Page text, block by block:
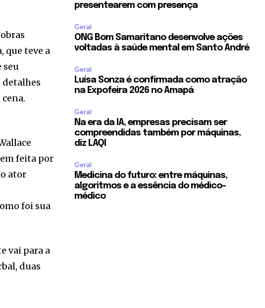
que teve a
seu
detalhes
feita por
ator
foi sua
vai para a
duas
presentearem com presença
Geral
ONG Bom Samaritano desenvolve ações
voltadas à saúde mental em Santo André
Geral
Luísa Sonza é confirmada como atração
na Expofeira 2026 no Amapá
Geral
Na era da IA, empresas precisam ser
compreendidas também por máquinas,
diz LAQI
Geral
Medicina do futuro: entre máquinas,
algoritmos e a essência do médico-
médico